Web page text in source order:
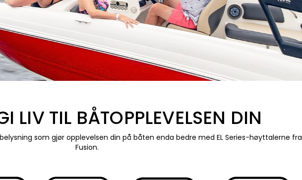
LIV TIL BÅTOPPLEVELSEN DIN
som gjør opplevelsen din på båten enda bedre med EL Series-høyttalerne fra
Fusion.